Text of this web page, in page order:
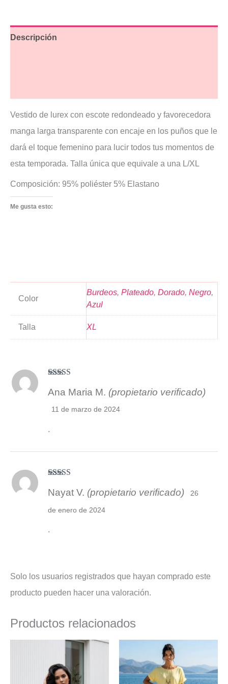
Descripción
Vestido de lurex con escote redondeado y favorecedora
manga larga transparente con encaje en los puños que le
dará el toque femenino para lucir todos tus momentos de
esta temporada. Talla única que equivale a una L/XL
Composición: 95% poliéster 5% Elastano
Me gusta esto:
Color
Burdeos, Plateado, Dorado, Negro,
Azul
Talla XL
con4 de 5
Ana Maria M. (propietario verificado)
11 de marzo de 2024
.
con3
de 5
Nayat V. (propietario verificado) 26
de enero de 2024
.
Solo los usuarios registrados que hayan comprado este
producto pueden hacer una valoración.
Productos relacionados
El
precio
original
era:
El
El
precio
original
era:
actual
es: